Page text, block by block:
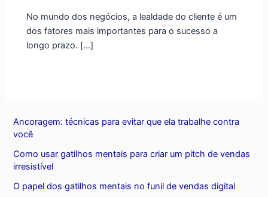
No mundo dos negócios, a lealdade do cliente é um
dos fatores mais importantes para o sucesso a
longo prazo. […]
Ancoragem: técnicas para evitar que ela trabalhe contra
você
Como usar gatilhos mentais para criar um pitch de vendas
irresistível
O papel dos gatilhos mentais no funil de vendas digital